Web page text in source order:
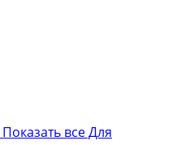
Показать все Для